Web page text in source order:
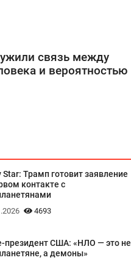
связь между
и вероятностью
Star: Трамп готовит заявление
контакте с
4693
президент США: «НЛО — это не
а демоны»